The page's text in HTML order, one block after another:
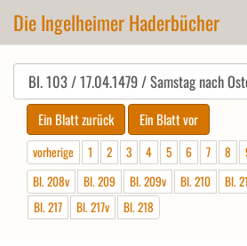
Die Ingelheimer Haderbücher
vorherige 1 2 3 4 5 6 7 8
Bl. 208v
Bl. 209 Bl. 209v Bl. 210 Bl.
Bl. 217
Bl. 217v Bl. 218